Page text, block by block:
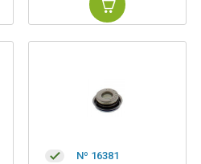
Nº 16381